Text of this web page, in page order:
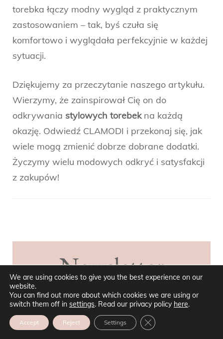
torebka łączy modny wygląd z praktycznym
zastosowaniem – tak, byś czuła się
komfortowo i wyglądała perfekcyjnie w każdej
sytuacji.
Dziękujemy za przeczytanie naszego artykułu.
Wierzymy, że zainspirował Cię on do
odkrywania stylowych torebekna każdą
okazję. Odwiedź CLAMODI i przekonaj się, jak
wiele mogą zmienić dobrze dobrane dodatki.
Życzymy wielu modowych odkryć i satysfakcji
z zakupów!
Navigation
Newsletter
Subskrybuj nasz Newsletter aby
otrzymywać najnowsze informacje.
We are using cookies to give you the best experience on our
website.
You can find out more about which cookies we are using or
switch them off in settings. Read our privacy policy here.
Accept Reject Settings ZAMKNIJ PANEL